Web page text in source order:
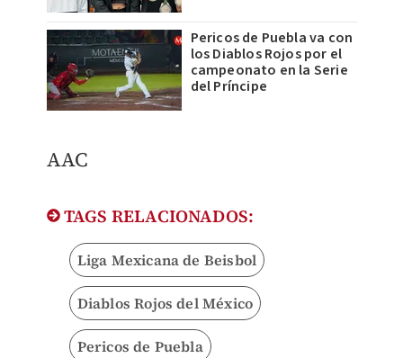
Pericos de Puebla va con
los Diablos Rojos por el
campeonato en la Serie
del Príncipe
AAC
TAGS RELACIONADOS:
Liga Mexicana de Beisbol
Diablos Rojos del México
Pericos de Puebla